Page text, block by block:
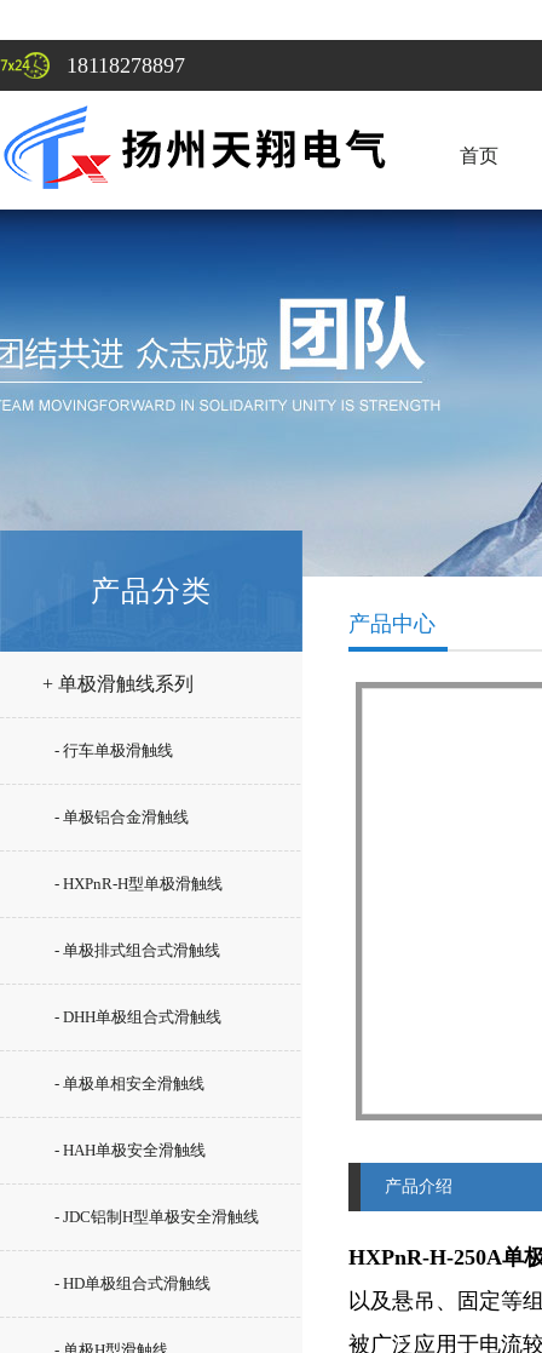
18118278897
首页
产品分类
+ 单极滑触线系列
- 行车单极滑触线
- 单极铝合金滑触线
- HXPnR-H型单极滑触线
- 单极排式组合式滑触线
- DHH单极组合式滑触线
- 单极单相安全滑触线
- HAH单极安全滑触线
- JDC铝制H型单极安全滑触线
- HD单极组合式滑触线
产品中心
产品介绍
HXPnR-H-250A单
以及悬吊、固定等
被广泛应用于电流